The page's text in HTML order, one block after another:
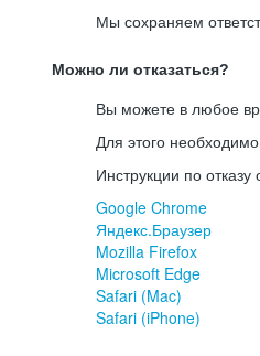
Мы сохраняем
Можно ли отказаться?
Вы можете в любое
Для этого
Инструкции по
Google Chrome
Яндекс.Браузер
Mozilla Firefox
Microsoft Edge
Safari (Mac)
Safari (iPhone)